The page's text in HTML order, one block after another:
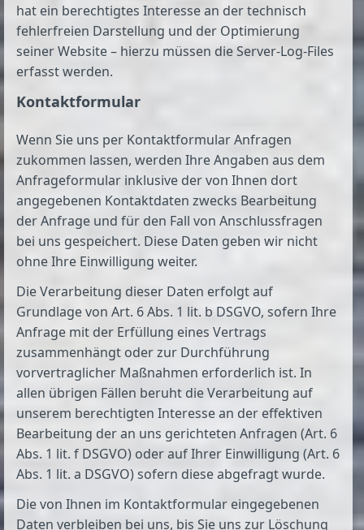
hat ein berechtigtes Interesse an der technisch
fehlerfreien Darstellung und der Optimierung
seiner Website – hierzu müssen die Server-Log-Files
erfasst werden.
Kontaktformular
Wenn Sie uns per Kontaktformular Anfragen
zukommen lassen, werden Ihre Angaben aus dem
Anfrageformular inklusive der von Ihnen dort
angegebenen Kontaktdaten zwecks Bearbeitung
der Anfrage und für den Fall von Anschlussfragen
bei uns gespeichert. Diese Daten geben wir nicht
ohne Ihre Einwilligung weiter.
Die Verarbeitung dieser Daten erfolgt auf
Grundlage von Art. 6 Abs. 1 lit. b DSGVO, sofern Ihre
Anfrage mit der Erfüllung eines Vertrags
zusammenhängt oder zur Durchführung
vorvertraglicher Maßnahmen erforderlich ist. In
allen übrigen Fällen beruht die Verarbeitung auf
unserem berechtigten Interesse an der effektiven
Bearbeitung der an uns gerichteten Anfragen (Art. 6
Abs. 1 lit. f DSGVO) oder auf Ihrer Einwilligung (Art. 6
Abs. 1 lit. a DSGVO) sofern diese abgefragt wurde.
Die von Ihnen im Kontaktformular eingegebenen
Daten verbleiben bei uns, bis Sie uns zur Löschung